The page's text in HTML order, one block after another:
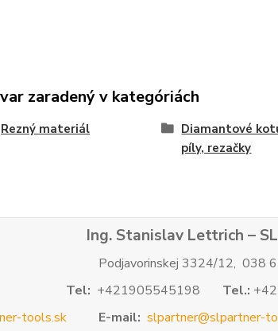
zaradený v kategóriách
Rezný materiál
Diamantové
píly, rezačky
Ing. Stanislav Lettrich –
Podjavorinskej 3324/12, 038
Tel: +421905545198 Tel.:
tools.sk E-mail: slpartner@slpartner-